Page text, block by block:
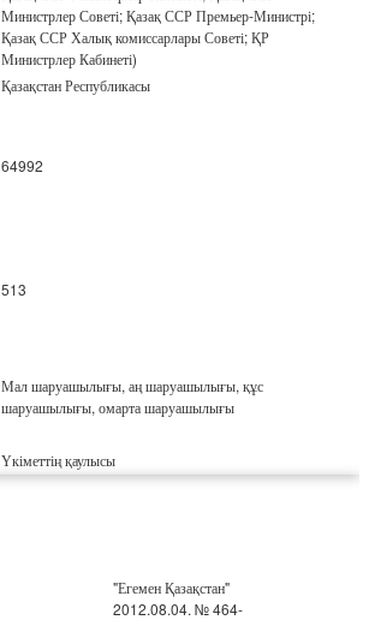
Министрлер Советі; Қазақ ССР Премьер-Министрі;
Қазақ ССР Халық комиссарлары Советі; ҚР
Министрлер Кабинеті)
Қазақстан Республикасы
64992
513
Мал шаруашылығы, аң шаруашылығы, құс
шаруашылығы, омарта шаруашылығы
Үкіметтің қаулысы
"Егемен Қазақстан"
2012.08.04. № 464-